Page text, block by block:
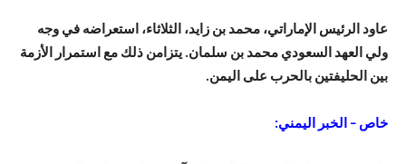
عاود الرئيس الإماراتي، محمد بن زايد، الثلاثاء، استعراضه في وجه
ولي العهد السعودي محمد بن سلمان. يتزامن ذلك مع استمرار الأزمة
بين الحليفتين بالحرب على اليمن.
خاص – الخبر اليمني: